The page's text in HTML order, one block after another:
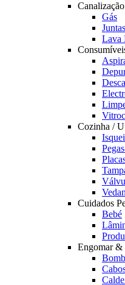
Gás
Lava
Cozinha /
Cuidados
Bebé
Engomar &